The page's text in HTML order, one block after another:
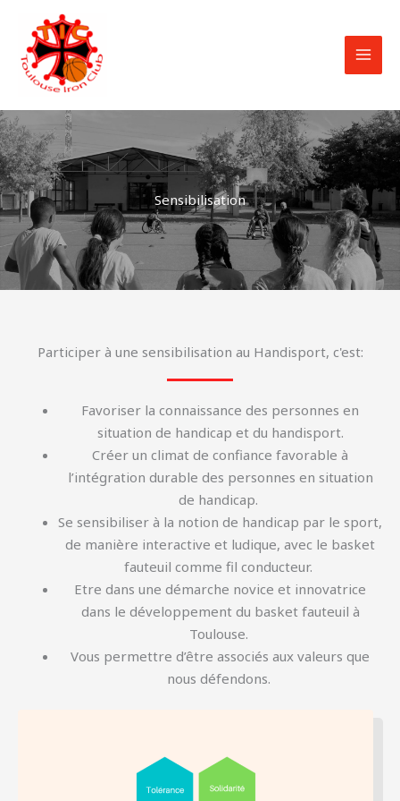
contenu
Sensibilisation
Participer à une sensibilisation au Handisport, c'est:
Favoriser la connaissance des personnes en
situation de handicap et du handisport.
Créer un climat de confiance favorable à
l’intégration durable des personnes en situation
de handicap.
Se sensibiliser à la notion de handicap par le sport,
de manière interactive et ludique, avec le basket
fauteuil comme fil conducteur.
Etre dans une démarche novice et innovatrice
dans le développement du basket fauteuil à
Toulouse.
Vous permettre d’être associés aux valeurs que
nous défendons.